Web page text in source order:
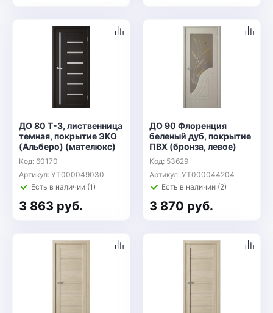
ДО 80 Т-3, лиственница
темная, покрытие ЭКО
(Альберо) (мателюкс)
Код: 60170
Артикул: УТ000049030
Есть в наличии (1)
3 863 руб.
ДО 90 Флоренция
беленый дуб, покрытие
ПВХ (бронза, левое)
Код: 53629
Артикул: УТ000044204
Есть в наличии (2)
3 870 руб.